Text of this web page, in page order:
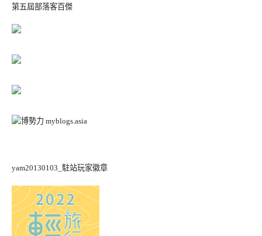
第五屆部落客百傑
yam20130103_駐站玩家徽章